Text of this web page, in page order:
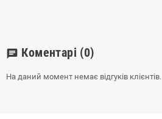
chat Коментарі (0)
На даний момент немає відгуків клієнтів.